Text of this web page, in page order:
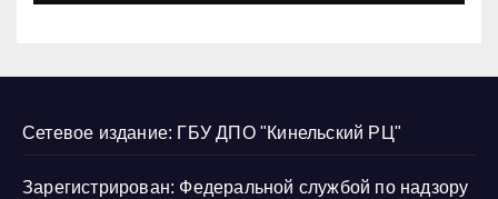
Сетевое издание: ГБУ ДПО "Кинельский РЦ"
Зарегистрирован: Федеральной службой по надзору